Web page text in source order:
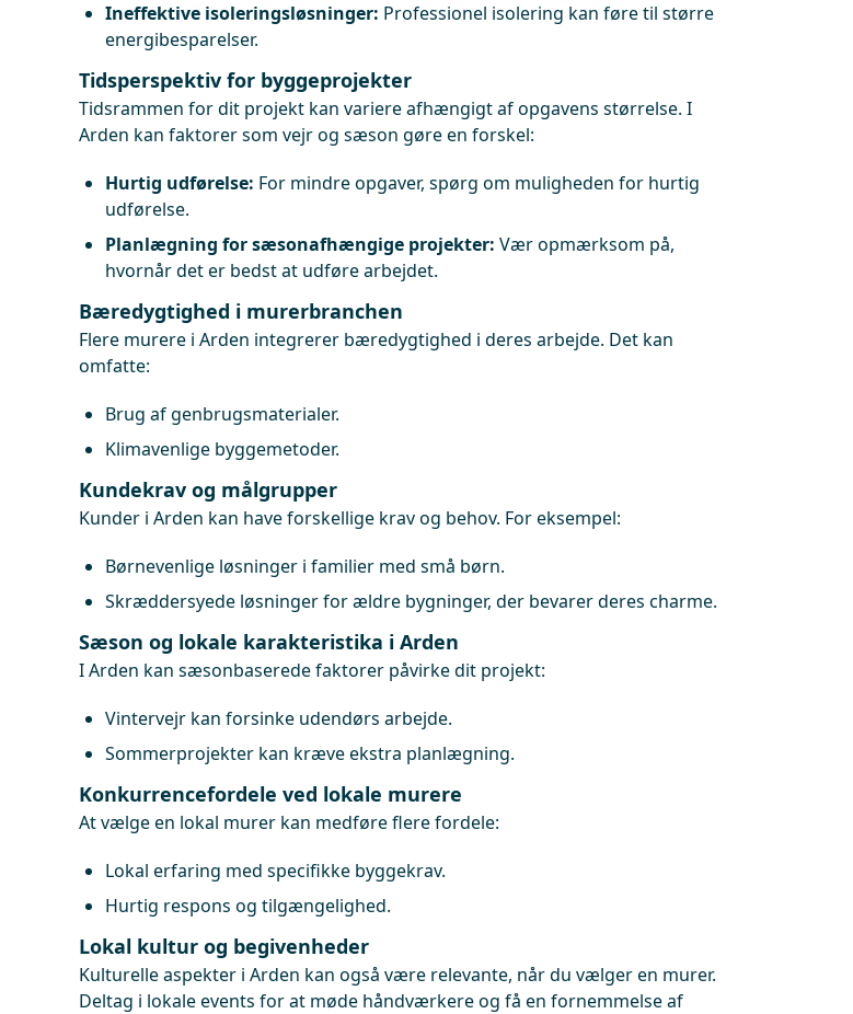
Ineffektive isoleringsløsninger: Professionel isolering kan føre til større
energibesparelser.
Tidsperspektiv for byggeprojekter
Tidsrammen for dit projekt kan variere afhængigt af opgavens størrelse. I
Arden kan faktorer som vejr og sæson gøre en forskel:
Hurtig udførelse: For mindre opgaver, spørg om muligheden for hurtig
udførelse.
Planlægning for sæsonafhængige projekter: Vær opmærksom på,
hvornår det er bedst at udføre arbejdet.
Bæredygtighed i murerbranchen
Flere murere i Arden integrerer bæredygtighed i deres arbejde. Det kan
omfatte:
Brug af genbrugsmaterialer.
Klimavenlige byggemetoder.
Kundekrav og målgrupper
Kunder i Arden kan have forskellige krav og behov. For eksempel:
Børnevenlige løsninger i familier med små børn.
Skræddersyede løsninger for ældre bygninger, der bevarer deres charme.
Sæson og lokale karakteristika i Arden
I Arden kan sæsonbaserede faktorer påvirke dit projekt:
Vintervejr kan forsinke udendørs arbejde.
Sommerprojekter kan kræve ekstra planlægning.
Konkurrencefordele ved lokale murere
At vælge en lokal murer kan medføre flere fordele:
Lokal erfaring med specifikke byggekrav.
Hurtig respons og tilgængelighed.
Lokal kultur og begivenheder
Kulturelle aspekter i Arden kan også være relevante, når du vælger en murer.
Deltag i lokale events for at møde håndværkere og få en fornemmelse af